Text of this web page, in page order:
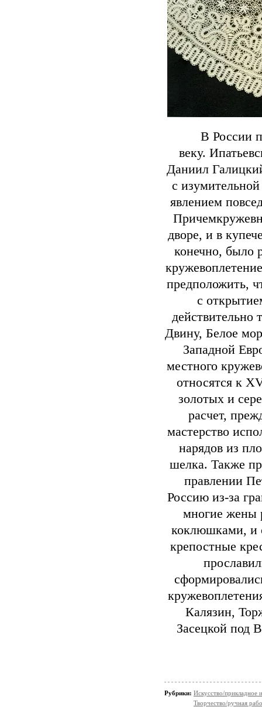
В России
веку.
Даниил
с
явлением
дворе, и в
конечно, было
предположить,
с
действительно
Двину, Белое
Западной
местного
относятся к
золотых и
расчет,
мастерство
нарядов из
шелка. Также
правлении
Россию из-за
многие жены
коклюшками, и
крепостные
Калязин,
Засецкой под
Рубрики: Искусство/прикладное
Творчество/ручная